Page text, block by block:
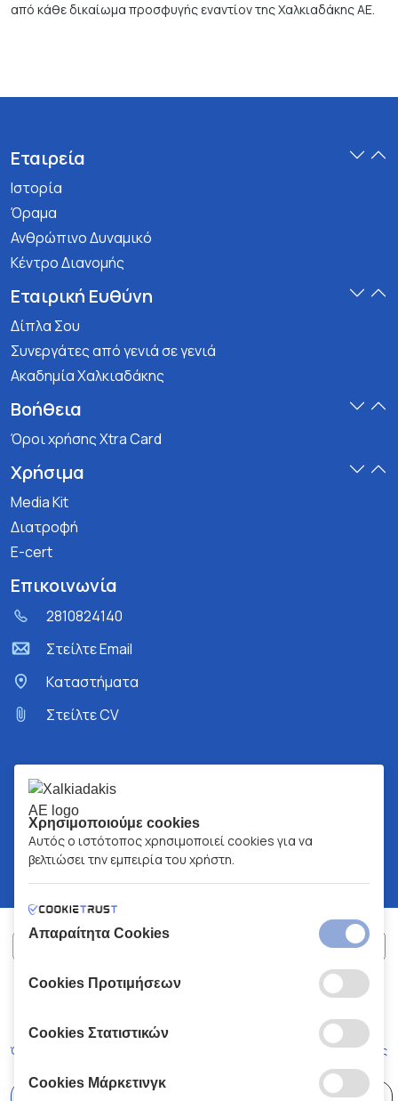
από κάθε δικαίωμα προσφυγής εναντίον της Χαλκιαδάκης ΑΕ.
Εταιρεία
Ιστορία
Όραμα
Ανθρώπινο Δυναμικό
Κέντρο Διανομής
Εταιρική Ευθύνη
Δίπλα Σου
Συνεργάτες από γενιά σε γενιά
Ακαδημία Χαλκιαδάκης
Βοήθεια
Όροι χρήσης Xtra Card
Χρήσιμα
Media Kit
Διατροφή
E-cert
Επικοινωνία
2810824140
Στείλτε Email
Kαταστήματα
Στείλτε CV
ΧΑΛΚΙΑΔΑΚΗΣ Α.Ε.
Όροι και Προϋποθέσεις Κώδικας Δεοντολογίας
Χρησιμοποιούμε cookies
Αυτός ο ιστότοπος χρησιμοποιεί cookies για να
βελτιώσει την εμπειρία του χρήστη.
Απαραίτητα Cookies
Cookies Προτιμήσεων
Cookies Στατιστικών
Cookies Μάρκετινγκ